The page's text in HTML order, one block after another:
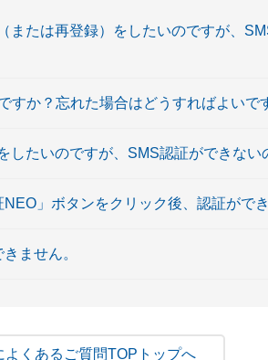
または再登録）をしたいのですが、
すか？忘れた場合はどうすればよいで
したいのですが、SMS認証ができな
」ボタンをクリック後、認証がで
ません。
よくあるご質問TOPトップへ